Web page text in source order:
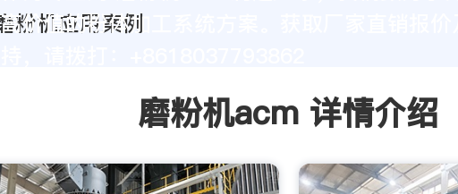
高价值的粉体加工系统方案。获取厂家直销报价
磨粉机acm 详情介绍